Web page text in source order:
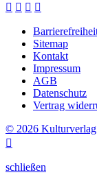
   
Sitemap
Kontakt
Impressum
AGB
Datenschutz
Vertrag
© 2026

schließen